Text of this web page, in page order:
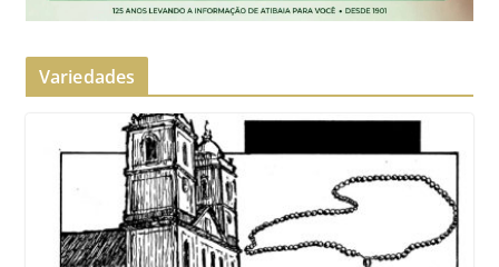
Variedades